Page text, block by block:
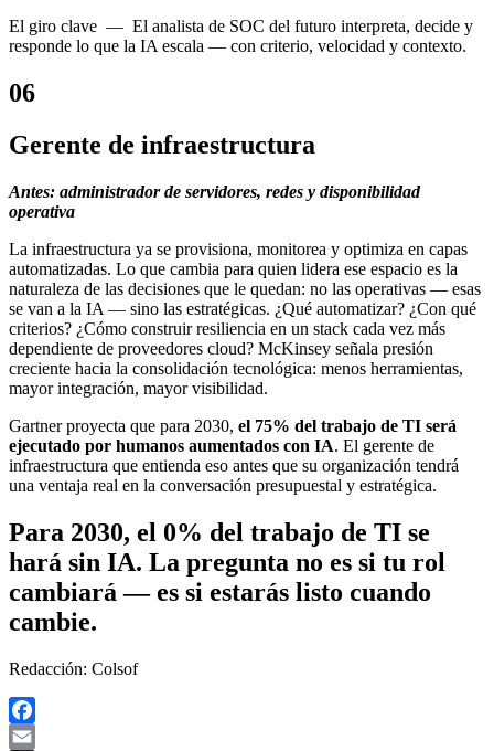
El giro clave — El analista de SOC del futuro interpreta, decide y
responde lo que la IA escala — con criterio, velocidad y contexto.
06
Gerente de infraestructura
Antes: administrador de servidores, redes y disponibilidad
operativa
La infraestructura ya se provisiona, monitorea y optimiza en capas
automatizadas. Lo que cambia para quien lidera ese espacio es la
naturaleza de las decisiones que le quedan: no las operativas — esas
se van a la IA — sino las estratégicas. ¿Qué automatizar? ¿Con qué
criterios? ¿Cómo construir resiliencia en un stack cada vez más
dependiente de proveedores cloud? McKinsey señala presión
creciente hacia la consolidación tecnológica: menos herramientas,
mayor integración, mayor visibilidad.
Gartner proyecta que para 2030, el 75% del trabajo de TI será
ejecutado por humanos aumentados con IA. El gerente de
infraestructura que entienda eso antes que su organización tendrá
una ventaja real en la conversación presupuestal y estratégica.
Para 2030, el 0% del trabajo de TI se
hará sin IA. La pregunta no es si tu rol
cambiará — es si estarás listo cuando
cambie.
Redacción: Colsof
Facebook